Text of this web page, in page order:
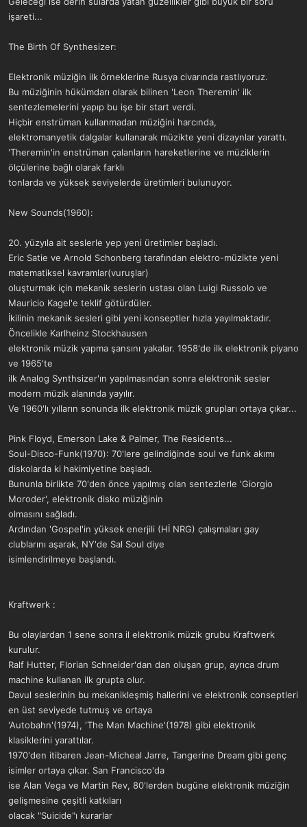
işareti...
The Birth Of Synthesizer:
Elektronik müziğin ilk örneklerine Rusya civarında rastlıyoruz.
Bu müziğinin hükümdarı olarak bilinen 'Leon Theremin' ilk
sentezlemelerini yapıp bu işe bir start verdi.
Hiçbir enstrüman kullanmadan müziğini harcında,
elektromanyetik dalgalar kullanarak müzikte yeni dizaynlar yarattı.
'Theremin'in enstrüman çalanların hareketlerine ve müziklerin
ölçülerine bağlı olarak farklı
tonlarda ve yüksek seviyelerde üretimleri bulunuyor.
New Sounds(1960):
20. yüzyıla ait seslerle yep yeni üretimler başladı.
Eric Satie ve Arnold Schonberg tarafından elektro-müzikte yeni
matematiksel kavramlar(vuruşlar)
oluşturmak için mekanik seslerin ustası olan Luigi Russolo ve
Mauricio Kagel'e teklif götürdüler.
İkilinin mekanik sesleri gibi yeni konseptler hızla yayılmaktadır.
Öncelikle Karlheinz Stockhausen
elektronik müzik yapma şansını yakalar. 1958'de ilk elektronik piyano
ve 1965'te
ilk Analog Synthsizer'ın yapılmasından sonra elektronik sesler
modern müzik alanında yayılır.
Ve 1960'lı yılların sonunda ilk elektronik müzik grupları ortaya çıkar...
Pink Floyd, Emerson Lake & Palmer, The Residents...
Soul-Disco-Funk(1970): 70'lere gelindiğinde soul ve funk akımı
diskolarda ki hakimiyetine başladı.
Bununla birlikte 70'den önce yapılmış olan sentezlerle 'Giorgio
Moroder', elektronik disko müziğinin
olmasını sağladı.
Ardından 'Gospel'in yüksek enerjili (Hİ NRG) çalışmaları gay
clublarını aşarak, NY'de Sal Soul diye
isimlendirilmeye başlandı.
Kraftwerk :
Bu olaylardan 1 sene sonra il elektronik müzik grubu Kraftwerk
kurulur.
Ralf Hutter, Florian Schneider'dan dan oluşan grup, ayrıca drum
machine kullanan ilk grupta olur.
Davul seslerinin bu mekanikleşmiş hallerini ve elektronik conseptleri
en üst seviyede tutmuş ve ortaya
'Autobahn'(1974), 'The Man Machine'(1978) gibi elektronik
klasiklerini yarattılar.
1970'den itibaren Jean-Micheal Jarre, Tangerine Dream gibi genç
isimler ortaya çıkar. San Francisco'da
ise Alan Vega ve Martin Rev, 80'lerden bugüne elektronik müziğin
gelişmesine çeşitli katkıları
olacak "Suicide"ı kurarlar